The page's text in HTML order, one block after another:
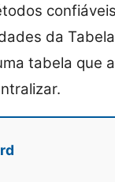
da
tabela que